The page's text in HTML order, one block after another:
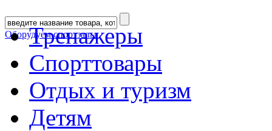
Оборудуем спортзалы
Тренажеры
Спорттовары
Отдых и туризм
Детям